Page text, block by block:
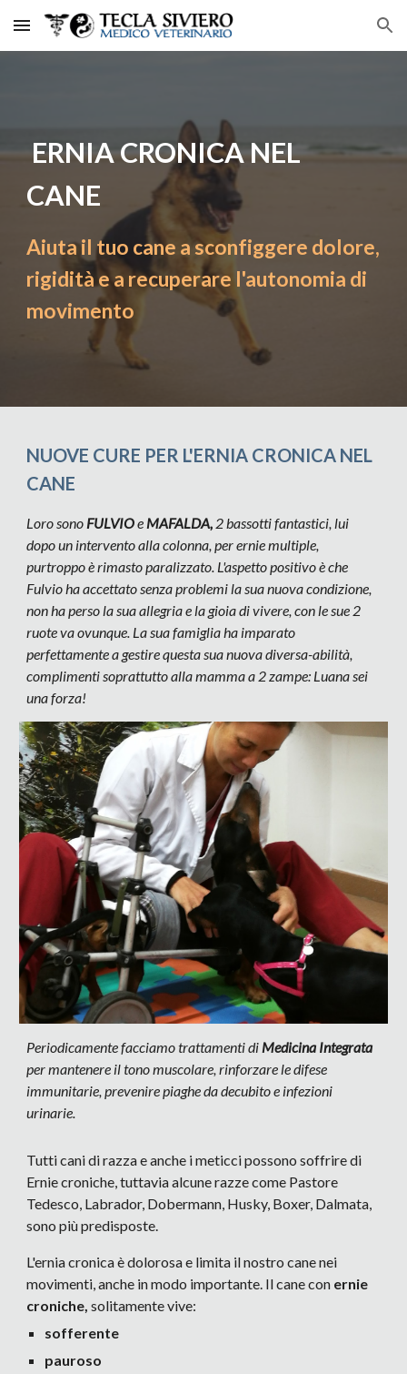
Skip to main content Skip to navigation
ERNIA CRONICA NEL
CANE
Aiuta il tuo cane a sconfiggere dolore,
rigidità e a recuperare l'autonomia di
movimento
NUOVE CURE PER L'ERNIA CRONICA NEL
CANE
Loro sono FULVIOe MAFALDA, 2 bassotti fantastici, lui
dopo un intervento alla colonna, per ernie multiple,
purtroppo è rimasto paralizzato. L'aspetto positivo è che
Fulvio ha accettato senza problemi la sua nuova condizione,
non ha perso la sua allegria e la gioia di vivere, con le sue 2
ruote va ovunque. La sua famiglia ha imparato
perfettamente a gestire questa sua nuova diversa-abilità,
complimenti soprattutto alla mamma a 2 zampe: Luana sei
una forza!
Periodicamente facciamo trattamenti di Medicina Integrata
per mantenere il tono muscolare, rinforzare le difese
immunitarie, prevenire piaghe da decubito e infezioni
urinarie.
Tutti cani di razza e anche i meticci possono soffrire di
Ernie croniche, tuttavia alcune razze come Pastore
Tedesco, Labrador, Dobermann, Husky, Boxer, Dalmata,
sono più predisposte.
L'ernia cronica è dolorosa e limita il nostro cane nei
movimenti, anche in modo importante. Il cane con ernie
croniche,solitamente vive:
sofferente
pauroso